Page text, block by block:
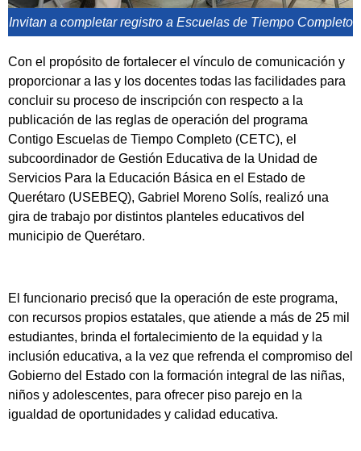
Invitan a completar registro a Escuelas de Tiempo Completo
Con el propósito de fortalecer el vínculo de comunicación y
proporcionar a las y los docentes todas las facilidades para
concluir su proceso de inscripción con respecto a la
publicación de las reglas de operación del programa
Contigo Escuelas de Tiempo Completo (CETC), el
subcoordinador de Gestión Educativa de la Unidad de
Servicios Para la Educación Básica en el Estado de
Querétaro (USEBEQ), Gabriel Moreno Solís, realizó una
gira de trabajo por distintos planteles educativos del
municipio de Querétaro.
El funcionario precisó que la operación de este programa,
con recursos propios estatales, que atiende a más de 25 mil
estudiantes, brinda el fortalecimiento de la equidad y la
inclusión educativa, a la vez que refrenda el compromiso del
Gobierno del Estado con la formación integral de las niñas,
niños y adolescentes, para ofrecer piso parejo en la
igualdad de oportunidades y calidad educativa.